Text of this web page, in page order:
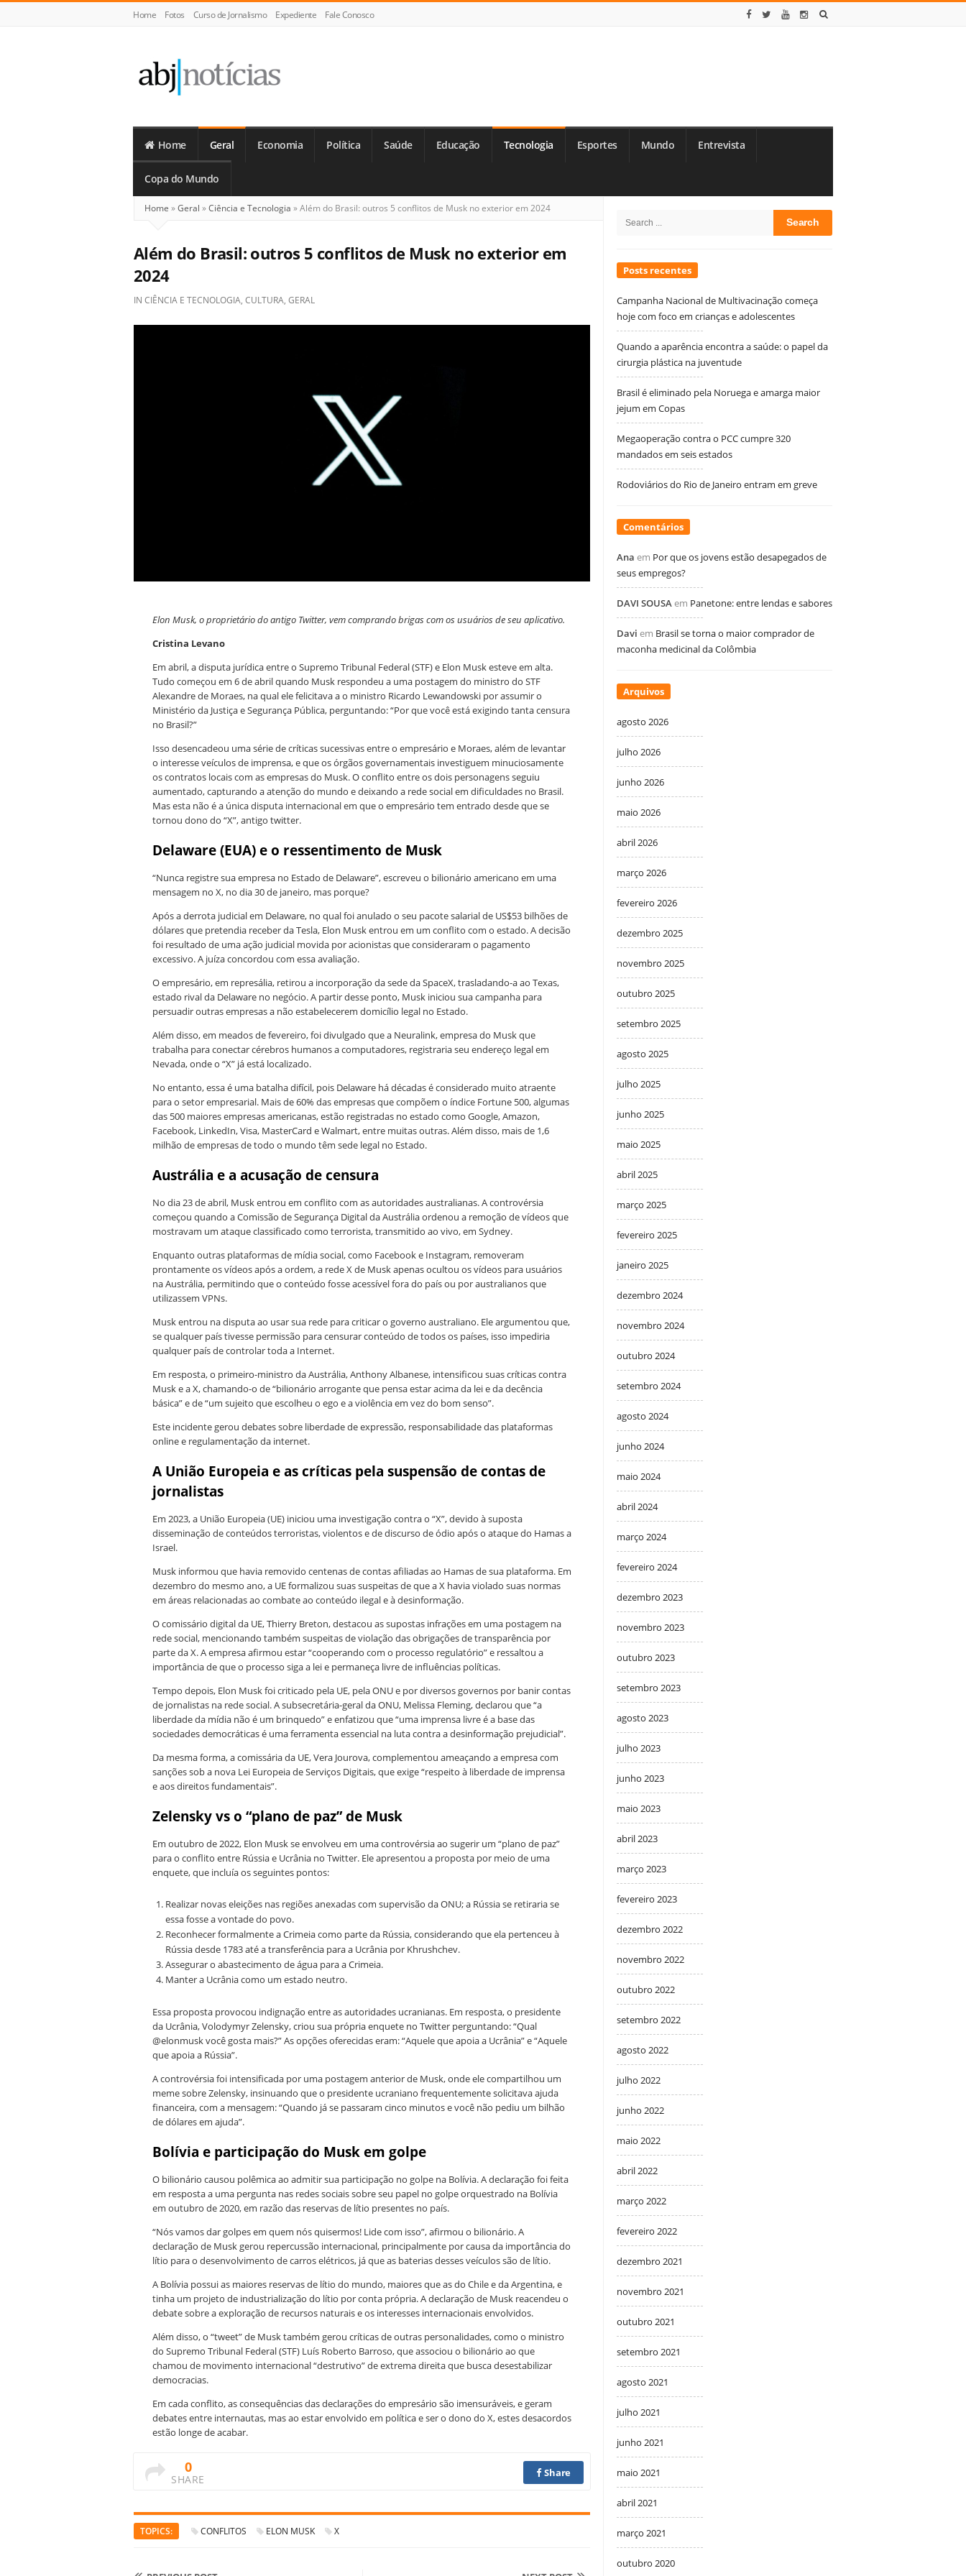
Home Fotos Curso de Jornalismo Expediente Fale Conosco
Notícias
Home Geral Economia Política Saúde Educação Tecnologia Esportes Mundo Entrevista
Copa do Mundo
Home »Geral »Ciência e Tecnologia »Além do Brasil: outros 5 conflitos de Musk no exterior em 2024
Além do Brasil: outros 5 conflitos de Musk no exterior em
2024
IN CIÊNCIA E TECNOLOGIA, CULTURA, GERAL
Elon Musk, o proprietário do antigo Twitter, vem comprando brigas com os usuários de seu aplicativo.
Cristina Levano
Em abril, a disputa jurídica entre o Supremo Tribunal Federal (STF) e Elon Musk esteve em alta.
Tudo começou em 6 de abril quando Musk respondeu a uma postagem do ministro do STF
Alexandre de Moraes, na qual ele felicitava a o ministro Ricardo Lewandowski por assumir o
Ministério da Justiça e Segurança Pública, perguntando: “Por que você está exigindo tanta censura
no Brasil?”
Isso desencadeou uma série de críticas sucessivas entre o empresário e Moraes, além de levantar
o interesse veículos de imprensa, e que os órgãos governamentais investiguem minuciosamente
os contratos locais com as empresas do Musk. O conflito entre os dois personagens seguiu
aumentado, capturando a atenção do mundo e deixando a rede social em dificuldades no Brasil.
Mas esta não é a única disputa internacional em que o empresário tem entrado desde que se
tornou dono do “X”, antigo twitter.
Delaware (EUA) e o ressentimento de Musk
“Nunca registre sua empresa no Estado de Delaware”, escreveu o bilionário americano em uma
mensagem no X, no dia 30 de janeiro, mas porque?
Após a derrota judicial em Delaware, no qual foi anulado o seu pacote salarial de US$53 bilhões de
dólares que pretendia receber da Tesla, Elon Musk entrou em um conflito com o estado. A decisão
foi resultado de uma ação judicial movida por acionistas que consideraram o pagamento
excessivo. A juíza concordou com essa avaliação.
O empresário, em represália, retirou a incorporação da sede da SpaceX, trasladando-a ao Texas,
estado rival da Delaware no negócio. A partir desse ponto, Musk iniciou sua campanha para
persuadir outras empresas a não estabelecerem domicílio legal no Estado.
Além disso, em meados de fevereiro, foi divulgado que a Neuralink, empresa do Musk que
trabalha para conectar cérebros humanos a computadores, registraria seu endereço legal em
Nevada, onde o “X” já está localizado.
No entanto, essa é uma batalha difícil, pois Delaware há décadas é considerado muito atraente
para o setor empresarial. Mais de 60% das empresas que compõem o índice Fortune 500, algumas
das 500 maiores empresas americanas, estão registradas no estado como Google, Amazon,
Facebook, LinkedIn, Visa, MasterCard e Walmart, entre muitas outras. Além disso, mais de 1,6
milhão de empresas de todo o mundo têm sede legal no Estado.
Austrália e a acusação de censura
No dia 23 de abril, Musk entrou em conflito com as autoridades australianas. A controvérsia
começou quando a Comissão de Segurança Digital da Austrália ordenou a remoção de vídeos que
mostravam um ataque classificado como terrorista, transmitido ao vivo, em Sydney.
Enquanto outras plataformas de mídia social, como Facebook e Instagram, removeram
prontamente os vídeos após a ordem, a rede X de Musk apenas ocultou os vídeos para usuários
na Austrália, permitindo que o conteúdo fosse acessível fora do país ou por australianos que
utilizassem VPNs.
Musk entrou na disputa ao usar sua rede para criticar o governo australiano. Ele argumentou que,
se qualquer país tivesse permissão para censurar conteúdo de todos os países, isso impediria
qualquer país de controlar toda a Internet.
Em resposta, o primeiro-ministro da Austrália, Anthony Albanese, intensificou suas críticas contra
Musk e a X, chamando-o de “bilionário arrogante que pensa estar acima da lei e da decência
básica” e de “um sujeito que escolheu o ego e a violência em vez do bom senso”.
Este incidente gerou debates sobre liberdade de expressão, responsabilidade das plataformas
online e regulamentação da internet.
A União Europeia e as críticas pela suspensão de contas de
jornalistas
Em 2023, a União Europeia (UE) iniciou uma investigação contra o “X”, devido à suposta
disseminação de conteúdos terroristas, violentos e de discurso de ódio após o ataque do Hamas a
Israel.
Musk informou que havia removido centenas de contas afiliadas ao Hamas de sua plataforma. Em
dezembro do mesmo ano, a UE formalizou suas suspeitas de que a X havia violado suas normas
em áreas relacionadas ao combate ao conteúdo ilegal e à desinformação.
O comissário digital da UE, Thierry Breton, destacou as supostas infrações em uma postagem na
rede social, mencionando também suspeitas de violação das obrigações de transparência por
parte da X. A empresa afirmou estar “cooperando com o processo regulatório” e ressaltou a
importância de que o processo siga a lei e permaneça livre de influências políticas.
Tempo depois, Elon Musk foi criticado pela UE, pela ONU e por diversos governos por banir contas
de jornalistas na rede social. A subsecretária-geral da ONU, Melissa Fleming, declarou que “a
liberdade da mídia não é um brinquedo” e enfatizou que “uma imprensa livre é a base das
sociedades democráticas é uma ferramenta essencial na luta contra a desinformação prejudicial”.
Da mesma forma, a comissária da UE, Vera Jourova, complementou ameaçando a empresa com
sanções sob a nova Lei Europeia de Serviços Digitais, que exige “respeito à liberdade de imprensa
e aos direitos fundamentais”.
Zelensky vs o “plano de paz” de Musk
Em outubro de 2022, Elon Musk se envolveu em uma controvérsia ao sugerir um “plano de paz”
para o conflito entre Rússia e Ucrânia no Twitter. Ele apresentou a proposta por meio de uma
enquete, que incluía os seguintes pontos:
Realizar novas eleições nas regiões anexadas com supervisão da ONU; a Rússia se retiraria se
essa fosse a vontade do povo.
Reconhecer formalmente a Crimeia como parte da Rússia, considerando que ela pertenceu à
Rússia desde 1783 até a transferência para a Ucrânia por Khrushchev.
Assegurar o abastecimento de água para a Crimeia.
Manter a Ucrânia como um estado neutro.
Essa proposta provocou indignação entre as autoridades ucranianas. Em resposta, o presidente
da Ucrânia, Volodymyr Zelensky, criou sua própria enquete no Twitter perguntando: “Qual
@elonmusk você gosta mais?” As opções oferecidas eram: “Aquele que apoia a Ucrânia” e “Aquele
que apoia a Rússia”.
A controvérsia foi intensificada por uma postagem anterior de Musk, onde ele compartilhou um
meme sobre Zelensky, insinuando que o presidente ucraniano frequentemente solicitava ajuda
financeira, com a mensagem: “Quando já se passaram cinco minutos e você não pediu um bilhão
de dólares em ajuda”.
Bolívia e participação do Musk em golpe
O bilionário causou polêmica ao admitir sua participação no golpe na Bolívia. A declaração foi feita
em resposta a uma pergunta nas redes sociais sobre seu papel no golpe orquestrado na Bolívia
em outubro de 2020, em razão das reservas de lítio presentes no país.
“Nós vamos dar golpes em quem nós quisermos! Lide com isso”, afirmou o bilionário. A
declaração de Musk gerou repercussão internacional, principalmente por causa da importância do
lítio para o desenvolvimento de carros elétricos, já que as baterias desses veículos são de lítio.
A Bolívia possui as maiores reservas de lítio do mundo, maiores que as do Chile e da Argentina, e
tinha um projeto de industrialização do lítio por conta própria. A declaração de Musk reacendeu o
debate sobre a exploração de recursos naturais e os interesses internacionais envolvidos.
Além disso, o “tweet” de Musk também gerou críticas de outras personalidades, como o ministro
do Supremo Tribunal Federal (STF) Luís Roberto Barroso, que associou o bilionário ao que
chamou de movimento internacional “destrutivo” de extrema direita que busca desestabilizar
democracias.
Em cada conflito, as consequências das declarações do empresário são imensuráveis, e geram
debates entre internautas, mas ao estar envolvido em política e ser o dono do X, estes desacordos
estão longe de acabar.
0
SHARE
Share
TOPICS: CONFLITOS ELON MUSK X
Sidebar
Search
Posts recentes
Campanha Nacional de Multivacinação começa
hoje com foco em crianças e adolescentes
Quando a aparência encontra a saúde: o papel da
cirurgia plástica na juventude
Brasil é eliminado pela Noruega e amarga maior
jejum em Copas
Megaoperação contra o PCC cumpre 320
mandados em seis estados
Rodoviários do Rio de Janeiro entram em greve
Comentários
Ana em Por que os jovens estão desapegados de
seus empregos?
DAVI SOUSAem Panetone: entre lendas e sabores
Davi em Brasil se torna o maior comprador de
maconha medicinal da Colômbia
Arquivos
agosto 2026
julho 2026
junho 2026
maio 2026
abril 2026
março 2026
fevereiro 2026
dezembro 2025
novembro 2025
outubro 2025
setembro 2025
agosto 2025
julho 2025
junho 2025
maio 2025
abril 2025
março 2025
fevereiro 2025
janeiro 2025
dezembro 2024
novembro 2024
outubro 2024
setembro 2024
agosto 2024
junho 2024
maio 2024
abril 2024
março 2024
fevereiro 2024
dezembro 2023
novembro 2023
outubro 2023
setembro 2023
agosto 2023
julho 2023
junho 2023
maio 2023
abril 2023
março 2023
fevereiro 2023
dezembro 2022
novembro 2022
outubro 2022
setembro 2022
agosto 2022
julho 2022
junho 2022
maio 2022
abril 2022
março 2022
fevereiro 2022
dezembro 2021
novembro 2021
outubro 2021
setembro 2021
agosto 2021
julho 2021
junho 2021
maio 2021
abril 2021
março 2021
outubro 2020